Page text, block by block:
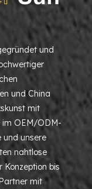
und
und China
mit
im OEM/ODM-
und unsere
nahtlose
Konzeption bis
mit